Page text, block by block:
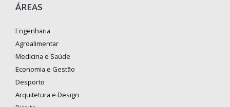
ÁREAS
Engenharia
Agroalimentar
Medicina e Saúde
Economia e Gestão
Desporto
Arquitetura e Design